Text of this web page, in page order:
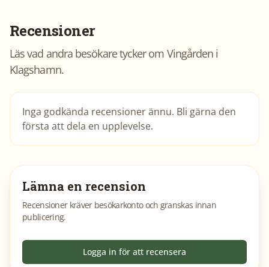
Recensioner
Läs vad andra besökare tycker om Vingården i
Klagshamn.
Inga godkända recensioner ännu. Bli gärna den
första att dela en upplevelse.
Lämna en recension
Recensioner kräver besökarkonto och granskas innan
publicering.
Logga in för att recensera